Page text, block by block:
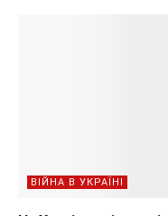
ВІЙНА В УКРАЇНІ